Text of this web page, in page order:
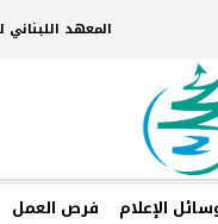
المعهد
الإعلام فرص العمل